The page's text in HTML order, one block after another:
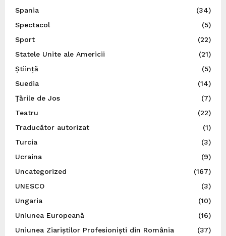
Spania
(34)
Spectacol
(5)
Sport
(22)
Statele Unite ale Americii
(21)
Știință
(5)
Suedia
(14)
Ţările de Jos
(7)
Teatru
(22)
Traducător autorizat
(1)
Turcia
(3)
Ucraina
(9)
Uncategorized
(167)
UNESCO
(3)
Ungaria
(10)
Uniunea Europeană
(16)
Uniunea Ziariștilor Profesioniști din România
(37)